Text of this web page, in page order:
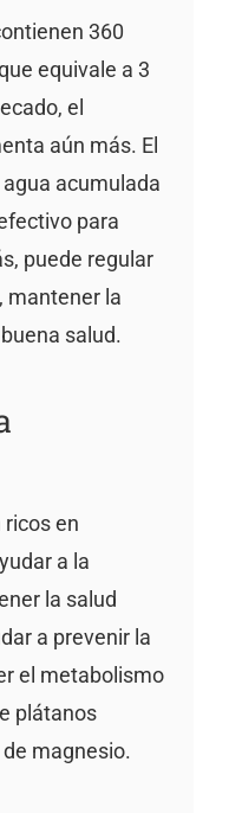
360
equivale a 3
el
aún más. El
acumulada
para
puede regular
mantener la
salud.
en
a la
la salud
a prevenir la
el metabolismo
plátanos
magnesio.